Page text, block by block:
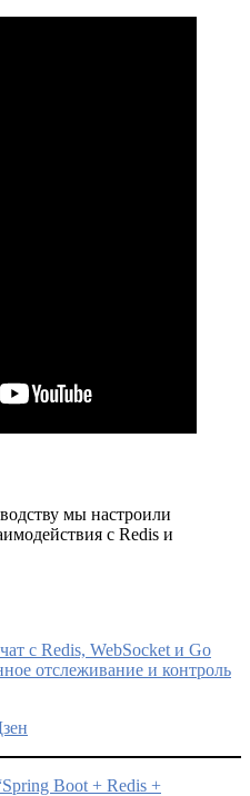
мы настроили
с Redis и
с Redis, WebSocket и Go
отслеживание и контроль
Boot + Redis +